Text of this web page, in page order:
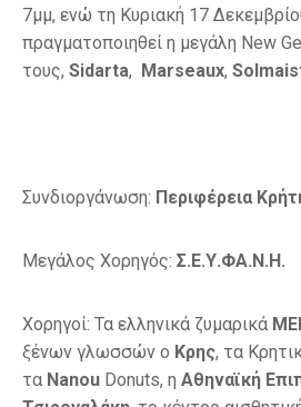
7μμ, ενώ τη Κυριακή 17
πραγματοποιηθεί η μεγάλη New
τους, Sidarta, Marseaux,
Συνδιοργάνωση: Περιφέρεια
Μεγάλος Χορηγός: Σ.Ε.Υ.ΦΑ.Ν.Η.
Χορηγοί: Τα ελληνικά ζυμαρικά
ξένων γλωσσών ο Κρης, τα
τα Nanou Donuts, η Αθηναϊκή